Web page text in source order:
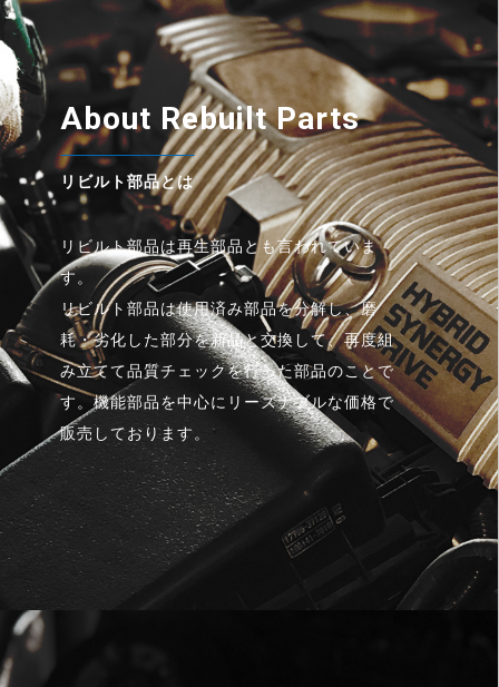
About Rebuilt Parts
リビルト部品とは
リビルト部品は再生部品とも言われていま
す。
リビルト部品は使用済み部品を分解し、磨
耗・劣化した部分を新品と交換して、再度組
み立てて品質チェックを行った部品のことで
す。機能部品を中心にリーズナブルな価格で
販売しております。